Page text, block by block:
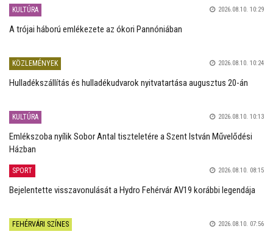
KULTÚRA 2026.08.10. 10:29
A trójai háború emlékezete az ókori Pannóniában
KÖZLEMÉNYEK 2026.08.10. 10:24
Hulladékszállítás és hulladékudvarok nyitvatartása augusztus 20-án
KULTÚRA 2026.08.10. 10:13
Emlékszoba nyílik Sobor Antal tiszteletére a Szent István Művelődési
Házban
SPORT 2026.08.10. 08:15
Bejelentette visszavonulását a Hydro Fehérvár AV19 korábbi legendája
FEHÉRVÁRI SZÍNES 2026.08.10. 07:56